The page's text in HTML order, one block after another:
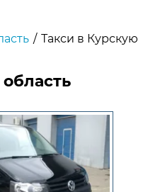
/ Такси в Курскую